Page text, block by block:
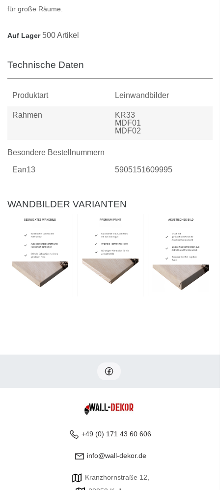
für große Räume.
Auf Lager 500 Artikel
Technische Daten
Produktart Leinwandbilder
Rahmen
KR33
MDF01
MDF02
Besondere Bestellnummern
Ean13 5905151609995
WANDBILDER VARIANTEN
+49 (0) 171 43 60 606
info@wall-dekor.de
Kranzhornstraße 12,